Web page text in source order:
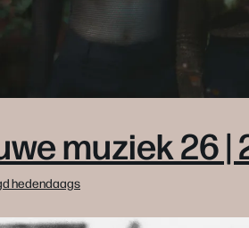
muziek 26 |
hedendaags